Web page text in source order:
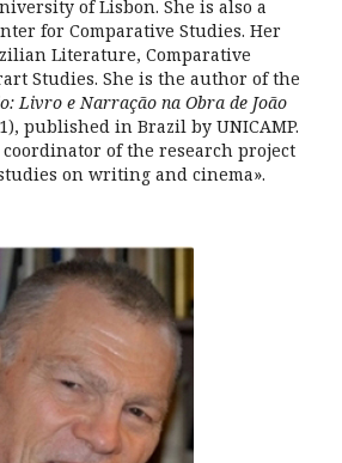
of Lisbon. She is also a
for Comparative Studies. Her
Literature, Comparative
Studies. She is the author of the
Livro e Narração na Obra de João
published in Brazil by UNICAMP.
of the research project
on writing and cinema».